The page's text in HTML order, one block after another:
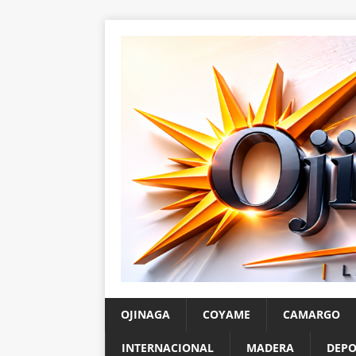
OJINAGA COYAME CAMARGO
INTERNACIONAL MADERA